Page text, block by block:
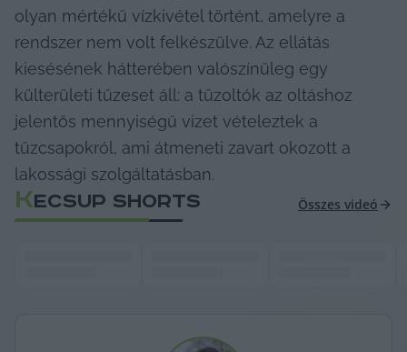
olyan mértékű vízkivétel történt, amelyre a
rendszer nem volt felkészülve. Az ellátás
kiesésének hátterében valószínűleg egy
külterületi tűzeset áll: a tűzoltók az oltáshoz
jelentős mennyiségű vizet vételeztek a
tűzcsapokról, ami átmeneti zavart okozott a
lakossági szolgáltatásban.
KECSUP SHORTS Összes videó